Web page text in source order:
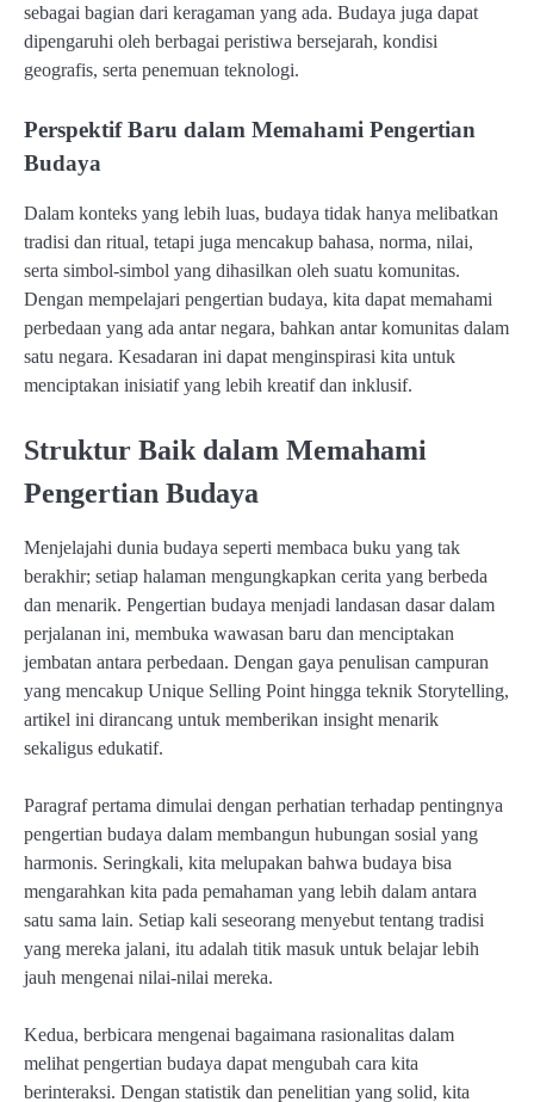
sebagai bagian dari keragaman yang ada. Budaya juga dapat
dipengaruhi oleh berbagai peristiwa bersejarah, kondisi
geografis, serta penemuan teknologi.
Perspektif Baru dalam Memahami Pengertian
Budaya
Dalam konteks yang lebih luas, budaya tidak hanya melibatkan
tradisi dan ritual, tetapi juga mencakup bahasa, norma, nilai,
serta simbol-simbol yang dihasilkan oleh suatu komunitas.
Dengan mempelajari pengertian budaya, kita dapat memahami
perbedaan yang ada antar negara, bahkan antar komunitas dalam
satu negara. Kesadaran ini dapat menginspirasi kita untuk
menciptakan inisiatif yang lebih kreatif dan inklusif.
Struktur Baik dalam Memahami
Pengertian Budaya
Menjelajahi dunia budaya seperti membaca buku yang tak
berakhir; setiap halaman mengungkapkan cerita yang berbeda
dan menarik. Pengertian budaya menjadi landasan dasar dalam
perjalanan ini, membuka wawasan baru dan menciptakan
jembatan antara perbedaan. Dengan gaya penulisan campuran
yang mencakup Unique Selling Point hingga teknik Storytelling,
artikel ini dirancang untuk memberikan insight menarik
sekaligus edukatif.
Paragraf pertama dimulai dengan perhatian terhadap pentingnya
pengertian budaya dalam membangun hubungan sosial yang
harmonis. Seringkali, kita melupakan bahwa budaya bisa
mengarahkan kita pada pemahaman yang lebih dalam antara
satu sama lain. Setiap kali seseorang menyebut tentang tradisi
yang mereka jalani, itu adalah titik masuk untuk belajar lebih
jauh mengenai nilai-nilai mereka.
Kedua, berbicara mengenai bagaimana rasionalitas dalam
melihat pengertian budaya dapat mengubah cara kita
berinteraksi. Dengan statistik dan penelitian yang solid, kita